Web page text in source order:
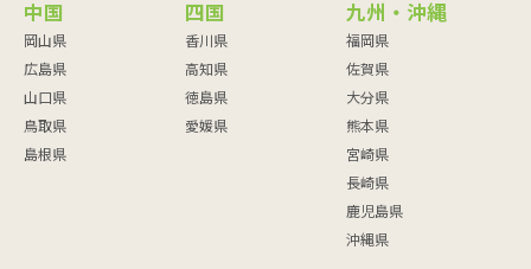
中国
岡山県
広島県
山口県
鳥取県
島根県
四国
香川県
高知県
徳島県
愛媛県
九州・沖縄
福岡県
佐賀県
大分県
熊本県
宮崎県
長崎県
鹿児島県
沖縄県